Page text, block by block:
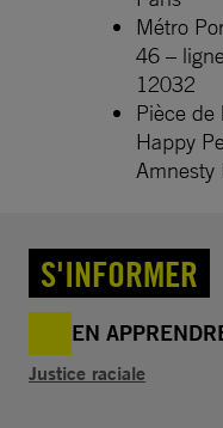
Métro
46 –
12032
Pièce de
Happy
Amnesty
S'INFORMER
EN
Justice raciale